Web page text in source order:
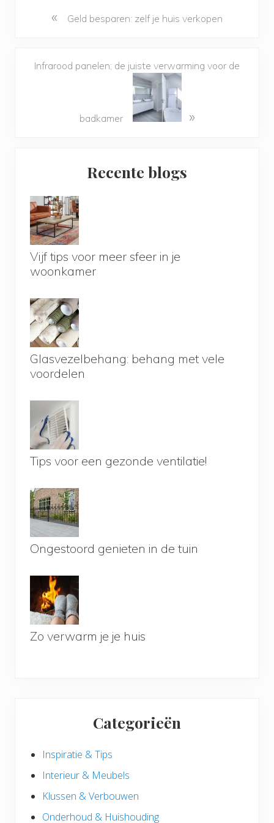
« Geld besparen: zelf je huis verkopen
Infrarood panelen; de juiste verwarming voor de
badkamer »
Recente blogs
Vijf tips voor meer sfeer in je
woonkamer
Glasvezelbehang: behang met vele
voordelen
Tips voor een gezonde ventilatie!
Ongestoord genieten in de tuin
Zo verwarm je je huis
Categorieën
Inspiratie & Tips
Interieur & Meubels
Klussen & Verbouwen
Onderhoud & Huishouding